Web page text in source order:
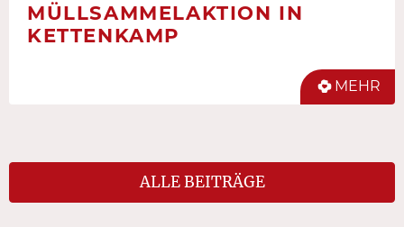
MÜLLSAMMELAKTION IN
KETTENKAMP
MEHR
ALLE BEITRÄGE